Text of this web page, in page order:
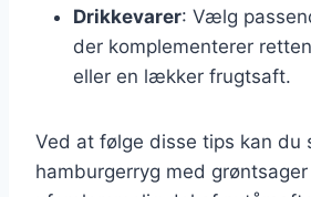
Drikkevarer: Vælg
der komplementerer
eller en lækker frugtsaft.
Ved at følge disse tips kan du
hamburgerryg med